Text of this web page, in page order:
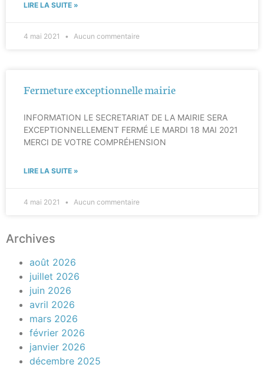
LIRE LA SUITE »
4 mai 2021 Aucun commentaire
Fermeture exceptionnelle mairie
INFORMATION LE SECRETARIAT DE LA MAIRIE SERA
EXCEPTIONNELLEMENT FERMÉ LE MARDI 18 MAI 2021
MERCI DE VOTRE COMPRÉHENSION
LIRE LA SUITE »
4 mai 2021 Aucun commentaire
Archives
août 2026
juillet 2026
juin 2026
avril 2026
mars 2026
février 2026
janvier 2026
décembre 2025